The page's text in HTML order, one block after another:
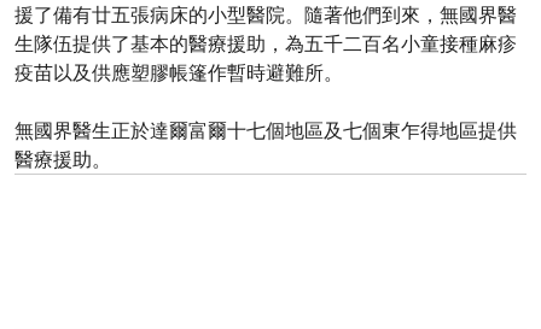
援了備有廿五張病床的小型醫院。隨著他們到來，無國界醫
生隊伍提供了基本的醫療援助，為五千二百名小童接種麻疹
疫苗以及供應塑膠帳篷作暫時避難所。
無國界醫生正於達爾富爾十七個地區及七個東乍得地區提供
醫療援助。